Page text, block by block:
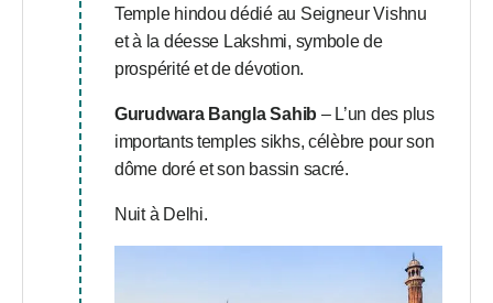
Temple hindou dédié au Seigneur Vishnu
et à la déesse Lakshmi, symbole de
prospérité et de dévotion.
Gurudwara Bangla Sahib – L’un des plus
importants temples sikhs, célèbre pour son
dôme doré et son bassin sacré.
Nuit à Delhi.